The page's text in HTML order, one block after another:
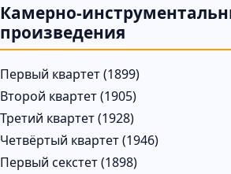
Камерно-
произведения
Первый квартет (1899)
Второй квартет (1905)
Третий квартет (1928)
Четвёртый квартет (1946)
Первый секстет (1898)